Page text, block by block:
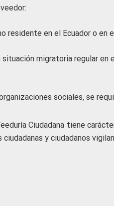
residente en el Ecuador o en
situación migratoria regular en
sociales, se
Ciudadana tiene
ciudadanas y ciudadanos